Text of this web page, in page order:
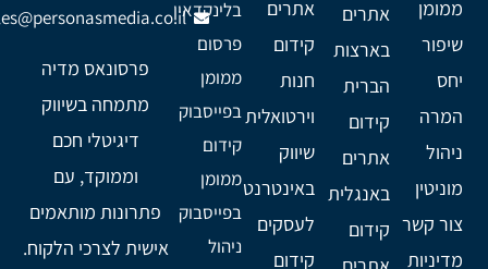
ממומן
שיפור
יחס
המרה
ניהול
מוניטין
צור קשר
מדיניות
אתרים
בארצות
הברית
קידום
אתרים
באנגלית
קידום
אתרים
קידום
חנות
וירטואלית
שיווק
באינטרנט
לעסקים
קידום
בלינקדאין
פרסום
ממומן
בפייסבוק
קידום
ממומן
בפייסבוק
ניהול
פרסונאס מדיה
מתמחה בשיווק
דיגיטלי חכם
וממוקד, עם
פתרונות מותאמים
אישית לצרכי הלקוח.